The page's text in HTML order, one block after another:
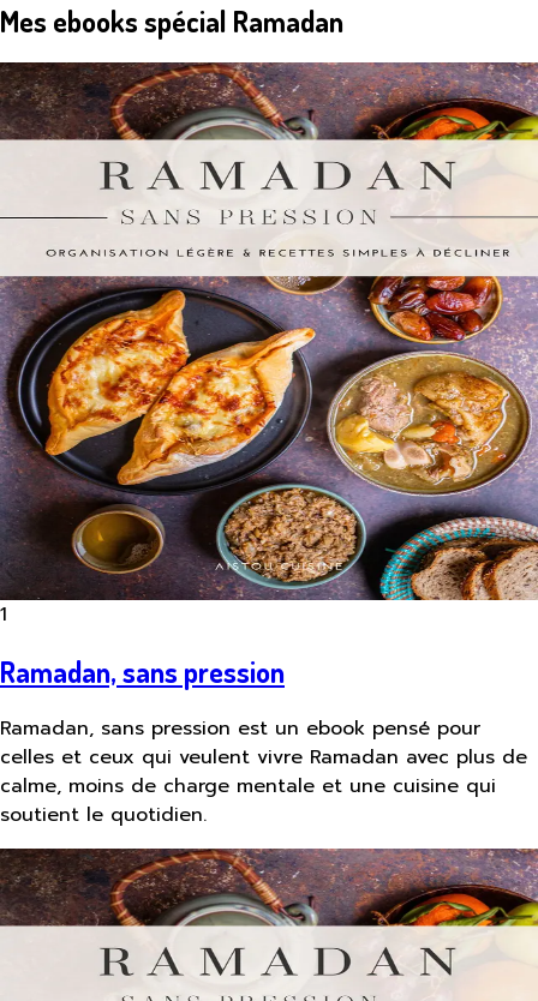
Mes ebooks spécial Ramadan
1
Ramadan, sans pression
Ramadan, sans pression est un ebook pensé pour
celles et ceux qui veulent vivre Ramadan avec plus de
calme, moins de charge mentale et une cuisine qui
soutient le quotidien.